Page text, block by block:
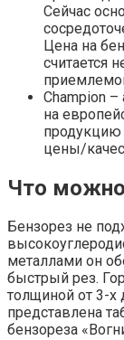
Сейчас
Цена на
считается
Champion
на
продукцию
цены/
Что можно
Бензорез не
металлами он
быстрый рез.
толщиной от 3-
представлена
бензореза